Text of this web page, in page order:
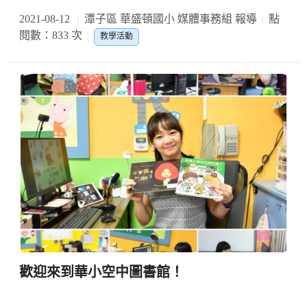
2021-08-12 潭子區 華盛頓國小 媒體事務組 報導
點
閱數：833 次
教學活動
歡迎來到華小空中圖書館！